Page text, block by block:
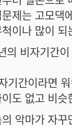
제는 고모댁
이나 많이
의 비자기간
기간이라면
도 없고 비슷
악마가 자